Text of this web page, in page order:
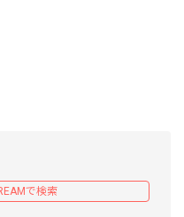
で検索